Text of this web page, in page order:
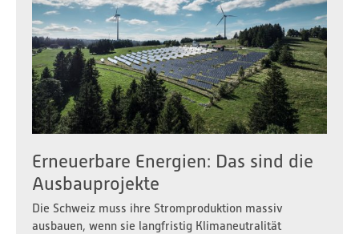
Erneuerbare Energien: Das sind die
Ausbauprojekte
Die Schweiz muss ihre Stromproduktion massiv
ausbauen, wenn sie langfristig Klimaneutralität